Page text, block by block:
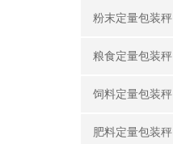
粉末定量包装秤
粮食定量包装秤
饲料定量包装秤
肥料定量包装秤